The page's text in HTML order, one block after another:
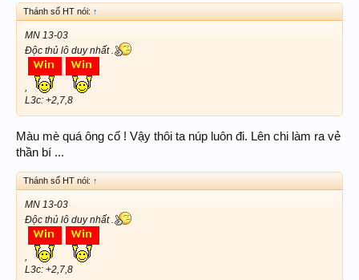
Thánh số HT nói: ↑
MN 13-03
Độc thủ lô duy nhất .
,
L3c: +2,7,8
Màu mè quá ông cố ! Vậy thôi ta núp luôn đi. Lên chi làm ra vẻ
thần bí ...
Thánh số HT nói: ↑
MN 13-03
Độc thủ lô duy nhất .
,
L3c: +2,7,8